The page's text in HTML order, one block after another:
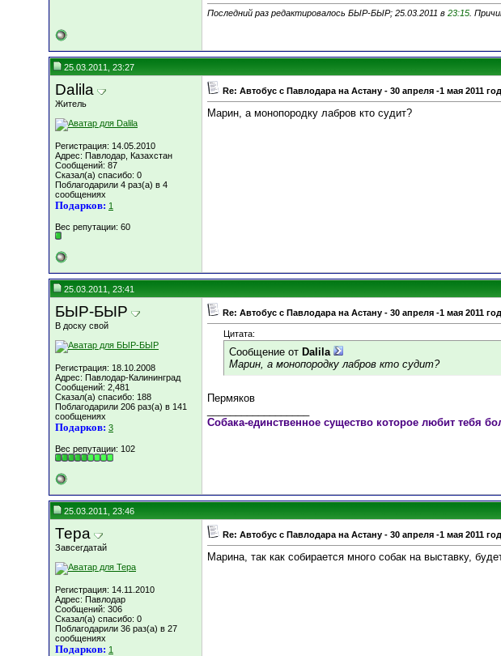
Последний раз редактировалось БЫР-БЫР; 25.03.2011 в 23:15 .
25.03.2011, 23:27
Dalila
Житель
Регистрация: 14.05.2010
Адрес: Павлодар, Казахстан
Сообщений: 87
Сказал(а) спасибо: 0
Поблагодарили 4 раз(а) в 4
сообщениях
Подарков: 1
Вес репутации: 60
Re: Автобус с Павлодара на Астану - 30 апреля -1 мая
Марин, а монопородку лабров кто судит?
25.03.2011, 23:41
БЫР-БЫР
В доску свой
Регистрация: 18.10.2008
Адрес: Павлодар-Калининград
Сообщений: 2,481
Сказал(а) спасибо: 188
Поблагодарили 206 раз(а) в 141
сообщениях
Подарков: 3
Вес репутации: 102
Re: Автобус с Павлодара на Астану - 30 апреля -1 мая
Цитата:
Сообщение от Dalila
Марин, а монопородку лабров кто судит?
Пермяков
Собака-единственное существо которое любит тебя
25.03.2011, 23:46
Тера
Завсегдатай
Регистрация: 14.11.2010
Адрес: Павлодар
Сообщений: 306
Сказал(а) спасибо: 0
Поблагодарили 36 раз(а) в 27
сообщениях
Подарков: 1
Re: Автобус с Павлодара на Астану - 30 апреля -1 мая
Марина, так как собирается много собак на выставку,